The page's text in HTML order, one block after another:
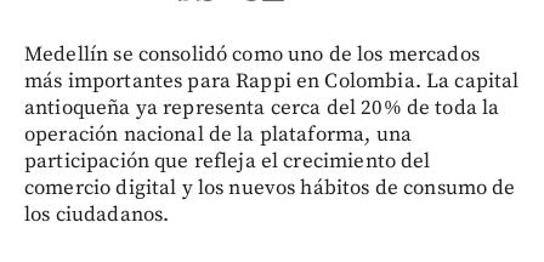
Medellín se consolidó como uno de los mercados
más importantes para Rappi en Colombia. La capital
antioqueña ya representa cerca del 20% de toda la
operación nacional de la plataforma, una
participación que refleja el crecimiento del
comercio digital y los nuevos hábitos de consumo de
los ciudadanos.